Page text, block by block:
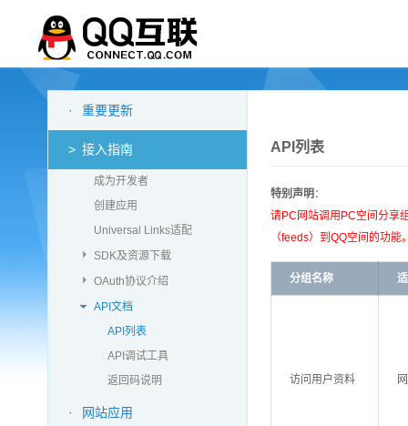
· 重要更新
> 接入指南
成为开发者
创建应用
Universal Links适配
SDK及资源下载
OAuth协议介绍
API文档
API列表
API调试工具
返回码说明
· 网站应用
API列表
特别声明 ：
请PC网站调用PC空间分享
（feeds）到QQ空间的功能
分组名称
访问用户资料